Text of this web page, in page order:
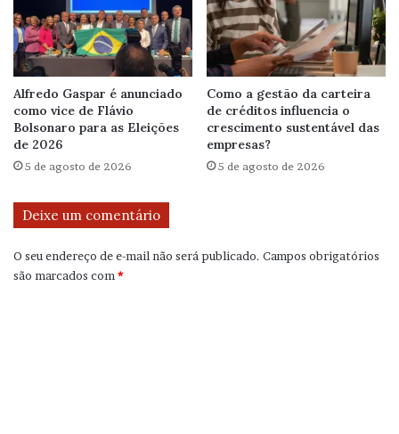
Alfredo Gaspar é anunciado
como vice de Flávio
Bolsonaro para as Eleições
de 2026
5 de agosto de 2026
Como a gestão da carteira
de créditos influencia o
crescimento sustentável das
empresas?
5 de agosto de 2026
Deixe um comentário
O seu endereço de e-mail não será publicado. Campos obrigatórios
são marcados com*